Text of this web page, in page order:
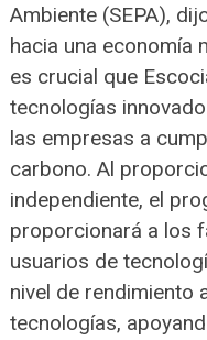
Ambiente (SEPA),
hacia una economía
es crucial que
tecnologías
las empresas a
carbono. Al
independiente, el
proporcionará a los
usuarios de
nivel de rendimiento
tecnologías,